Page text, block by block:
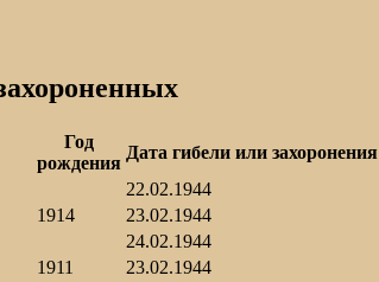
Год
рождения
Дата гибели или захоронения
22.02.1944
1914 23.02.1944
24.02.1944
1911 23.02.1944